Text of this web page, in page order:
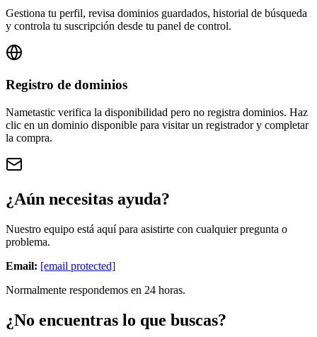
Gestiona tu perfil, revisa dominios guardados, historial de búsqueda
y controla tu suscripción desde tu panel de control.
Registro de dominios
Nametastic verifica la disponibilidad pero no registra dominios. Haz
clic en un dominio disponible para visitar un registrador y completar
la compra.
¿Aún necesitas ayuda?
Nuestro equipo está aquí para asistirte con cualquier pregunta o
problema.
Email: [email protected]
Normalmente respondemos en 24 horas.
¿No encuentras lo que buscas?